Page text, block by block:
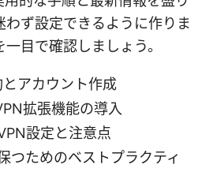
ず設定できるように作りま
目で確認しましょう。
アカウント作成
拡張機能の導入
設定と注意点
つためのベストプラクティ